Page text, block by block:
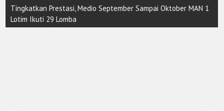
Tingkatkan Prestasi, Medio September Sampai Oktober MAN 1
Lotim Ikuti 29 Lomba